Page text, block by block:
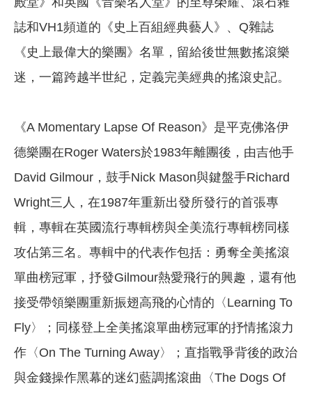
誌和VH1頻道的《史上百組經典藝人》、Q雜誌
《史上最偉大的樂團》名單，留給後世無數搖滾樂
迷，一篇跨越半世紀，定義完美經典的搖滾史記。
《A Momentary Lapse Of Reason》是平克佛洛伊
德樂團在Roger Waters於1983年離團後，由吉他手
David Gilmour，鼓手Nick Mason與鍵盤手Richard
Wright三人，在1987年重新出發所發行的首張專
輯，專輯在英國流行專輯榜與全美流行專輯榜同樣
攻佔第三名。專輯中的代表作包括：勇奪全美搖滾
單曲榜冠軍，抒發Gilmour熱愛飛行的興趣，還有他
接受帶領樂團重新振翅高飛的心情的〈Learning To
Fly〉；同樣登上全美搖滾單曲榜冠軍的抒情搖滾力
作〈On The Turning Away〉；直指戰爭背後的政治
與金錢操作黑幕的迷幻藍調搖滾曲〈The Dogs Of